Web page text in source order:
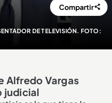
DE TELEVISIÓN. FOTO:
Compartir
Alfredo Vargas
judicial